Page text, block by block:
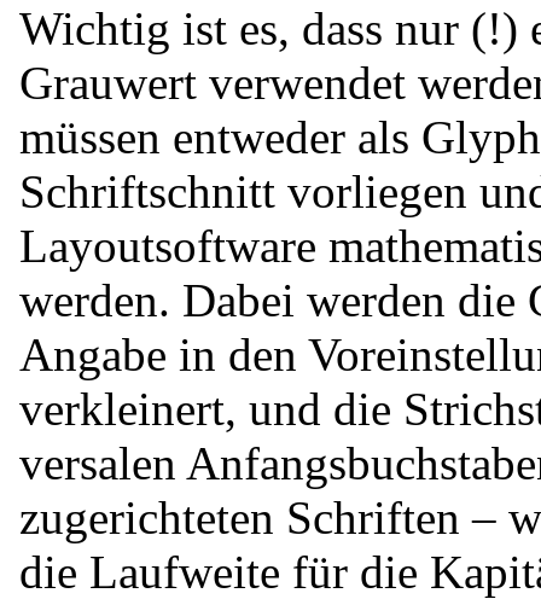
Wichtig ist es, dass nur (!)
Grauwert verwendet
müssen entweder als
Schriftschnitt vorliegen
Layoutsoftware
werden. Dabei werden die
Angabe in den
verkleinert, und die
versalen
zugerichteten Schriften –
die Laufweite für die